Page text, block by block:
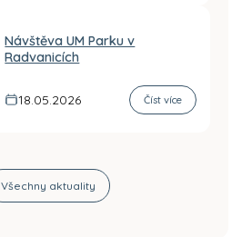
Návštěva UM Parku v
Radvanicích
18.05.2026 Číst více
Všechny aktuality